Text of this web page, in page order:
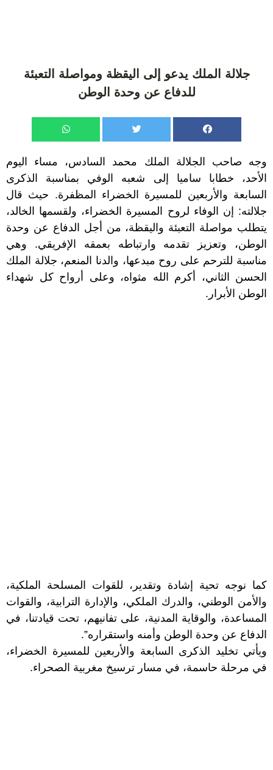
جلالة الملك يدعو إلى اليقظة ومواصلة التعبئة
للدفاع عن وحدة الوطن
وجه صاحب الجلالة الملك محمد السادس، مساء اليوم
الأحد، خطابا ساميا إلى شعبه الوفي بمناسبة الذكرى
السابعة والأربعين للمسيرة الخضراء المظفرة. حيث قال
جلالته: إن الوفاء لروح المسيرة الخضراء، ولقسمها الخالد،
يتطلب مواصلة التعبئة واليقظة، من أجل الدفاع عن وحدة
الوطن، وتعزيز تقدمه وارتباطه بعمقه الإفريقي. وهي
مناسبة للترحم على روح مبدعها، والدنا المنعم، جلالة الملك
الحسن الثاني، أكرم الله مثواه، وعلى أرواح كل شهداء
الوطن الأبرار.
كما نوجه تحية إشادة وتقدير، للقوات المسلحة الملكية،
والأمن الوطني، والدرك الملكي، والإدارة الترابية، والقوات
المساعدة، والوقاية المدنية، على تفانيهم، تحت قيادتنا، في
الدفاع عن وحدة الوطن وأمنه واستقراره”.
ويأتي تخليد الذكرى السابعة والأربعين للمسيرة الخضراء،
في مرحلة حاسمة، في مسار ترسيخ مغربية الصحراء.